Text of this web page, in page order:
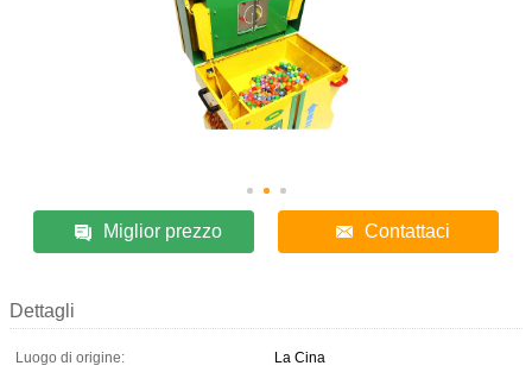
Miglior prezzo Contattaci
Dettagli
Luogo di origine:
La Cina